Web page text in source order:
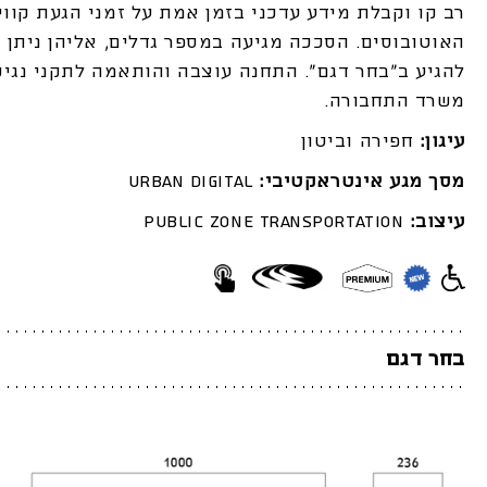
רב קו וקבלת מידע עדכני בזמן אמת על זמני הגעת
האוטובוסים. הסככה מגיעה במספר גדלים, אליהן ניתן
להגיע ב”בחר דגם”. התחנה עוצבה והותאמה לתקני
משרד התחבורה.
עיגון: חפירה וביטון
מסך מגע אינטראקטיבי:Urban digital
עיצוב: Public Zone Transportation
בחר דגם